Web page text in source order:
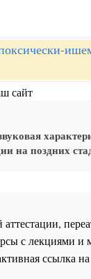
сайт
на поздних
с лекциями и
ссылка на